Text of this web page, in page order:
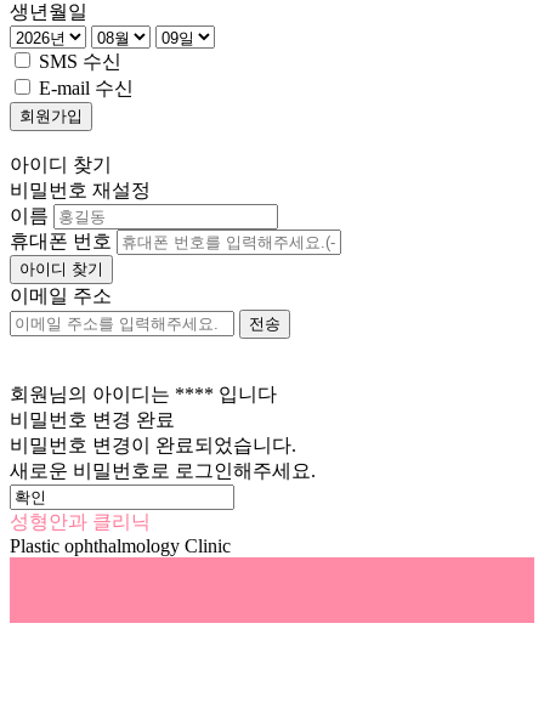
생년월일
SMS 수신
E-mail 수신
아이디 찾기
비밀번호 재설정
이름
휴대폰 번호
이메일 주소
회원님의 아이디는 **** 입니다
비밀번호 변경 완료
비밀번호 변경이 완료되었습니다.
새로운 비밀번호로 로그인해주세요.
성형안과 클리닉
Plastic ophthalmology Clinic